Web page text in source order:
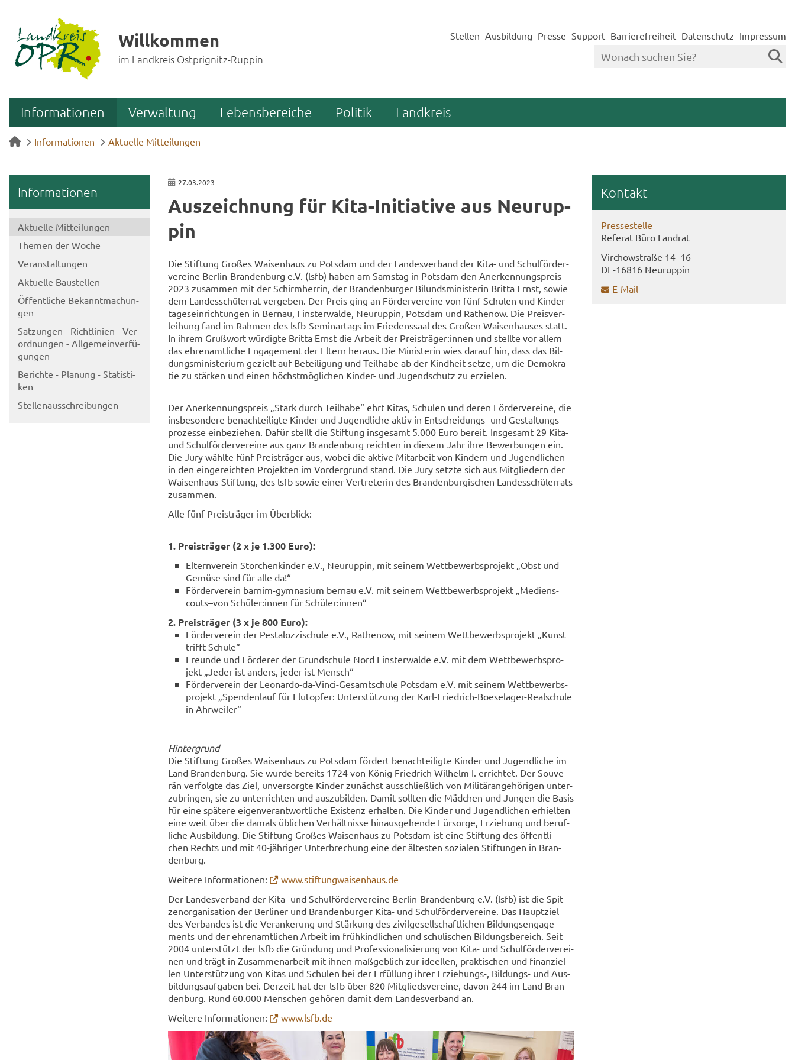
Willkommen
im Landkreis Ostprignitz-Ruppin
Stellen Ausbildung Presse Support Barrierefreiheit Datenschutz Impressum
Informationen Verwaltung Lebensbereiche Politik Landkreis
Informationen Aktuelle Mitteilungen
In­for­ma­tio­nen
Ak­tu­el­le Mit­tei­lun­gen
The­men der Woche
Ver­an­stal­tun­gen
Ak­tu­el­le Bau­stel­len
Öf­fent­li­che Be­kannt­ma­chun­
gen
Sat­zun­gen - Richt­li­ni­en - Ver­
ord­nun­gen - All­ge­mein­ver­fü­
gun­gen
Be­rich­te - Pla­nung - Sta­tis­ti­
ken
Stel­len­aus­schrei­bun­gen
27.03.2023
Aus­zeich­nung für Kita-​Initiative aus Neu­rup­
pin
Die Stif­tung Gro­ßes Wai­sen­haus zu Pots­dam und der Lan­des­ver­band der Kita- und Schul­för­der­
ver­ei­ne Berlin-​Brandenburg e.V. (lsfb) haben am Sams­tag in Pots­dam den An­er­ken­nungs­preis
2023 zu­sam­men mit der Schirm­her­rin, der Bran­den­bur­ger Bi­lunds­mi­nis­te­rin Brit­ta Ernst, sowie
dem Lan­des­schü­ler­rat ver­ge­ben. Der Preis ging an För­der­ver­ei­ne von fünf Schu­len und Kin­der­
ta­ges­ein­rich­tun­gen in Ber­nau, Fins­ter­wal­de, Neu­rup­pin, Pots­dam und Ra­the­now. Die Preis­ver­
lei­hung fand im Rah­men des lsfb-​Seminartags im Frie­dens­saal des Gro­ßen Wai­sen­hau­ses statt.
In ihrem Gruß­wort wür­dig­te Brit­ta Ernst die Ar­beit der Preis­trä­ger:innen und stell­te vor allem
das eh­ren­amt­li­che En­ga­ge­ment der El­tern her­aus. Die Mi­nis­te­rin wies dar­auf hin, dass das Bil­
dungs­mi­nis­te­ri­um ge­zielt auf Be­tei­li­gung und Teil­ha­be ab der Kind­heit setze, um die De­mo­kra­
tie zu stär­ken und einen höchst­mög­li­chen Kinder-​ und Ju­gend­schutz zu er­zie­len.
Der An­er­ken­nungs­preis „Stark durch Teil­ha­be“ ehrt Kitas, Schu­len und deren För­der­ver­ei­ne, die
ins­be­son­de­re be­nach­tei­lig­te Kin­der und Ju­gend­li­che aktiv in Entscheidungs-​ und Ge­stal­tungs­
pro­zes­se ein­be­zie­hen. Dafür stellt die Stif­tung ins­ge­samt 5.000 Euro be­reit. Ins­ge­samt 29 Kita-
und Schul­för­der­ver­ei­ne aus ganz Bran­den­burg reich­ten in die­sem Jahr ihre Be­wer­bun­gen ein.
Die Jury wähl­te fünf Preis­trä­ger aus, wobei die ak­ti­ve Mit­ar­beit von Kin­dern und Ju­gend­li­chen
in den ein­ge­reich­ten Pro­jek­ten im Vor­der­grund stand. Die Jury setz­te sich aus Mit­glie­dern der
Waisenhaus-​Stiftung, des lsfb sowie einer Ver­tre­te­rin des Bran­den­bur­gi­schen Lan­des­schü­ler­rats
zu­sam­men.
Alle fünf Preis­trä­ger im Über­blick:
1. Preis­trä­ger (2 x je 1.300 Euro):
El­tern­ver­ein Stor­chen­kin­der e.V., Neu­rup­pin, mit sei­nem Wett­be­werbs­pro­jekt „Obst und
Ge­mü­se sind für alle da!“
För­der­ver­ein barnim-​gymnasium ber­nau e.V. mit sei­nem Wett­be­werbs­pro­jekt „Me­di­ens­
couts–von Schü­ler:innen für Schü­ler:innen“
2. Preis­trä­ger (3 x je 800 Euro):
För­der­ver­ein der Pes­ta­loz­zi­schu­le e.V., Ra­the­now, mit sei­nem Wett­be­werbs­pro­jekt „Kunst
trifft Schu­le“
Freun­de und För­de­rer der Grund­schu­le Nord Fins­ter­wal­de e.V. mit dem Wett­be­werbs­pro­
jekt „Jeder ist an­ders, jeder ist Mensch“
För­der­ver­ein der Leonardo-​da-Vinci-Gesamtschule Pots­dam e.V. mit sei­nem Wett­be­werbs­
pro­jekt „Spen­den­lauf für Flut­op­fer: Un­ter­stüt­zung der Karl-​Friedrich-Boeselager-Realschule
in Ahr­wei­ler“
Hin­ter­grund
Die Stif­tung Gro­ßes Wai­sen­haus zu Pots­dam för­dert be­nach­tei­lig­te Kin­der und Ju­gend­li­che im
Land Bran­den­burg. Sie wurde be­reits 1724 von König Fried­rich Wil­helm I. er­rich­tet. Der Sou­ve­
rän ver­folg­te das Ziel, un­ver­sorg­te Kin­der zu­nächst aus­schließ­lich von Mi­li­tär­an­ge­hö­ri­gen un­ter­
zu­brin­gen, sie zu un­ter­rich­ten und aus­zu­bil­den. Damit soll­ten die Mäd­chen und Jun­gen die Basis
für eine spä­te­re ei­gen­ver­ant­wort­li­che Exis­tenz er­hal­ten. Die Kin­der und Ju­gend­li­chen er­hiel­ten
eine weit über die da­mals üb­li­chen Ver­hält­nis­se hin­aus­ge­hen­de Für­sor­ge, Er­zie­hung und be­ruf­
li­che Aus­bil­dung. Die Stif­tung Gro­ßes Wai­sen­haus zu Pots­dam ist eine Stif­tung des öf­fent­li­
chen Rechts und mit 40-​jähriger Un­ter­bre­chung eine der äl­tes­ten so­zia­len Stif­tun­gen in Bran­
den­burg.
Wei­te­re In­for­ma­tio­nen:
www.stif­tung­wai­sen­haus.de
Der Lan­des­ver­band der Kita- und Schul­för­der­ver­ei­ne Berlin-​Brandenburg e.V. (lsfb) ist die Spit­
zen­or­ga­ni­sa­ti­on der Ber­li­ner und Bran­den­bur­ger Kita- und Schul­för­der­ver­ei­ne. Das Haupt­ziel
des Ver­ban­des ist die Ver­an­ke­rung und Stär­kung des zi­vil­ge­sell­schaft­li­chen Bil­dungs­en­ga­ge­
ments und der eh­ren­amt­li­chen Ar­beit im früh­kind­li­chen und schu­li­schen Bil­dungs­be­reich. Seit
2004 un­ter­stützt der lsfb die Grün­dung und Pro­fes­sio­na­li­sie­rung von Kita- und Schul­för­der­ver­ei­
nen und trägt in Zu­sam­men­ar­beit mit ihnen maß­geb­lich zur ideel­len, prak­ti­schen und fi­nan­zi­el­
len Un­ter­stüt­zung von Kitas und Schu­len bei der Er­fül­lung ihrer Erziehungs-​, Bildungs-​ und Aus­
bil­dungs­auf­ga­ben bei. Der­zeit hat der lsfb über 820 Mit­glieds­ver­ei­ne, davon 244 im Land Bran­
den­burg. Rund 60.000 Men­schen ge­hö­ren damit dem Lan­des­ver­band an.
Wei­te­re In­for­ma­tio­nen:
www.lsfb.de
Kon­takt
Pres­se­stel­le
Re­fe­rat Büro Land­rat
Virch­ow­stra­ße 14–16
DE-​16816 Neu­rup­pin
E-​Mail